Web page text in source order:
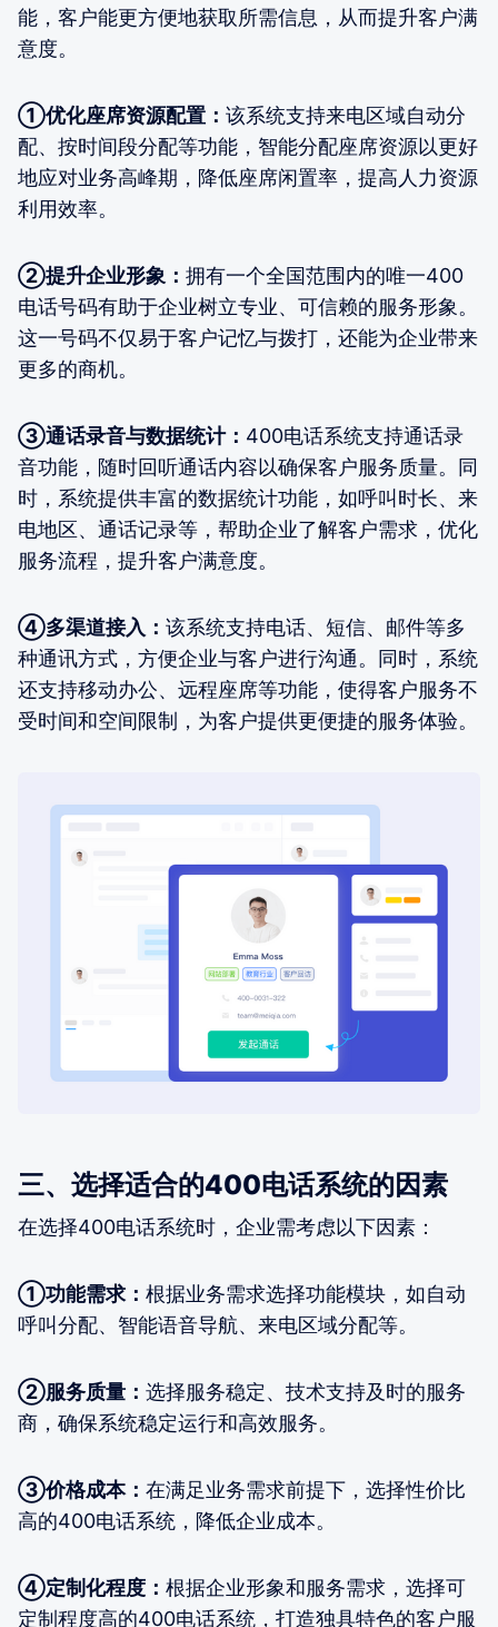
能，客户能更方便地获取所需信息，从而提升客户满
意度。
①优化座席资源配置： 该系统支持来电区域自动分
配、按时间段分配等功能，智能分配座席资源以更好
地应对业务高峰期，降低座席闲置率，提高人力资源
利用效率。
②提升企业形象： 拥有一个全国范围内的唯一400
电话号码有助于企业树立专业、可信赖的服务形象。
这一号码不仅易于客户记忆与拨打，还能为企业带来
更多的商机。
③通话录音与数据统计： 400电话系统支持通话录
音功能，随时回听通话内容以确保客户服务质量。同
时，系统提供丰富的数据统计功能，如呼叫时长、来
电地区、通话记录等，帮助企业了解客户需求，优化
服务流程，提升客户满意度。
④多渠道接入： 该系统支持电话、短信、邮件等多
种通讯方式，方便企业与客户进行沟通。同时，系统
还支持移动办公、远程座席等功能，使得客户服务不
受时间和空间限制，为客户提供更便捷的服务体验。
三、选择适合的400电话系统的因素
在选择400电话系统时，企业需考虑以下因素：
①功能需求： 根据业务需求选择功能模块，如自动
呼叫分配、智能语音导航、来电区域分配等。
②服务质量： 选择服务稳定、技术支持及时的服务
商，确保系统稳定运行和高效服务。
③价格成本： 在满足业务需求前提下，选择性价比
高的400电话系统，降低企业成本。
④定制化程度： 根据企业形象和服务需求，选择可
定制程度高的400电话系统，打造独具特色的客户服